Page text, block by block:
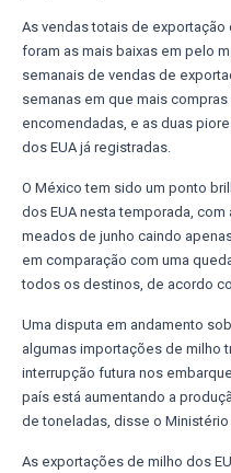
As vendas totais de exportação
foram as mais baixas em pelo
semanais de vendas de
semanas em que mais
encomendadas, e as duas
dos EUA já registradas.
O México tem sido um ponto
dos EUA nesta temporada,
meados de junho caindo
em comparação com uma
todos os destinos, de acordo
Uma disputa em andamento
algumas importações de milho
interrupção futura nos
país está aumentando a
de toneladas, disse o Ministério
As exportações de milho dos